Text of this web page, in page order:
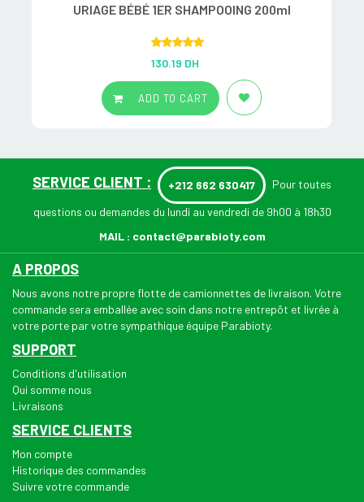
URIAGE BÉBÉ 1ER SHAMPOOING 200ml
out of 5
130.19 DH
ADD TO CART
SERVICE CLIENT : +212 662 630417 Pour toutes
questions ou demandes du lundi au vendredi de 9h00 à 18h30
MAIL : contact@parabioty.com
A PROPOS
Nous avons notre propre flotte de camionnettes de livraison. Votre
commande sera emballée avec soin dans notre entrepôt et livrée à
votre porte par votre sympathique équipe Parabioty.
SUPPORT
Conditions d'utilisation
Qui somme nous
Livraisons
SERVICE CLIENTS
Mon compte
Historique des commandes
Suivre votre commande